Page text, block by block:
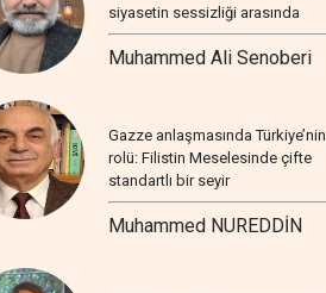
siyasetin sessizliği arasında
Muhammed Ali Senoberi
Gazze anlaşmasında Türkiye’nin
rolü: Filistin Meselesinde çifte
standartlı bir seyir
Muhammed NUREDDİN